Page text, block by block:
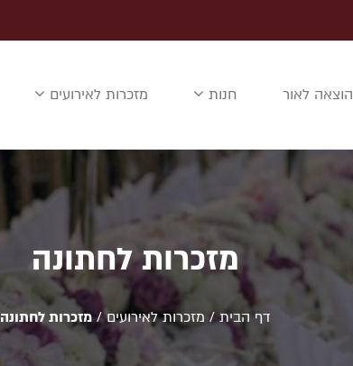
הוצאה לאור חנות מזכרות לאירועים
מזכרות לחתונה
דף הבית/ מזכרות לאירועים/מזכרות לחתונה